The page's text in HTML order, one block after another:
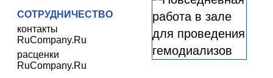
СОТРУДНИЧЕСТВО
контакты
RuCompany.Ru
расценки
RuCompany.Ru